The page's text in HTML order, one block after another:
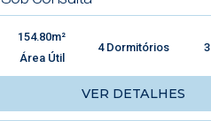
154.80m²
Área Útil
4 Dormitórios
VER DETALHES